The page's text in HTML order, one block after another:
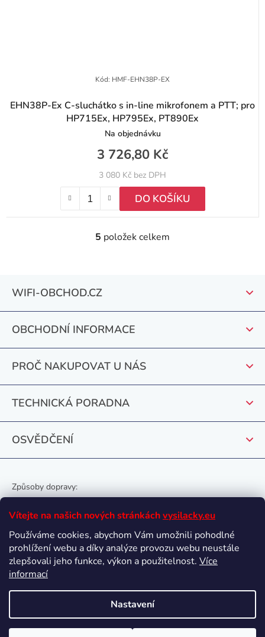
Vítejte na našich nových stránkáchvysilacky.eu
Používáme cookies, abychom Vám umožnili pohodlné
prohlížení webu a díky analýze provozu webu neustále
zlepšovali jeho funkce, výkon a použitelnost. Více
informací
Nastavení
EHN38P-Ex C-sluchátko s in-line mikrofonem a PTT; pro
HP715Ex, HP795Ex, PT890Ex
Na objednávku
3 080 Kč bez DPH
3 726,80 Kč
DO KOŠÍKU
Kód: HMF-EHN38P-EX
O
a
c
p
r
v
p
u
5 položek celkem
WIFI-OBCHOD.CZ
OBCHODNÍ INFORMACE
PROČ NAKUPOVAT U NÁS
TECHNICKÁ PORADNA
OSVĚDČENÍ
Způsoby dopravy:
Oblíbené způsoby platby:
Vytvořil Shoptet